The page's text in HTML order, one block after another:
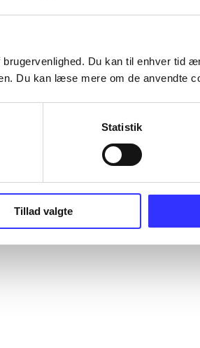
Du kan til enhver tid
Du kan læse mere om de anvendte
Statistik
Tillad valgte